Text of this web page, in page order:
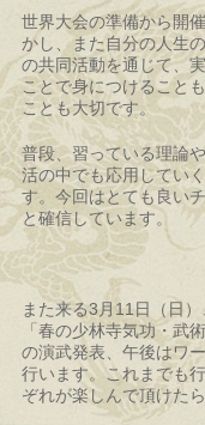
世界大会の準備から開
かし、また自分の人生
の共同活動を通じて、
ことで身につけること
ことも大切です。
普段、習っている理論
活の中でも応用してい
す。今回はとても良い
と確信しています。
また来る3月11日（日
「春の少林寺気功・武
の演武発表、午後はワ
行います。これまでも
ぞれが楽しんで頂けた